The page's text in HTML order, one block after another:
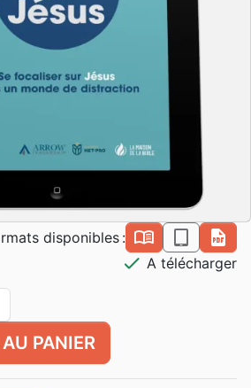
disponibles : book_open epub
pdf
check A télécharger
PANIER